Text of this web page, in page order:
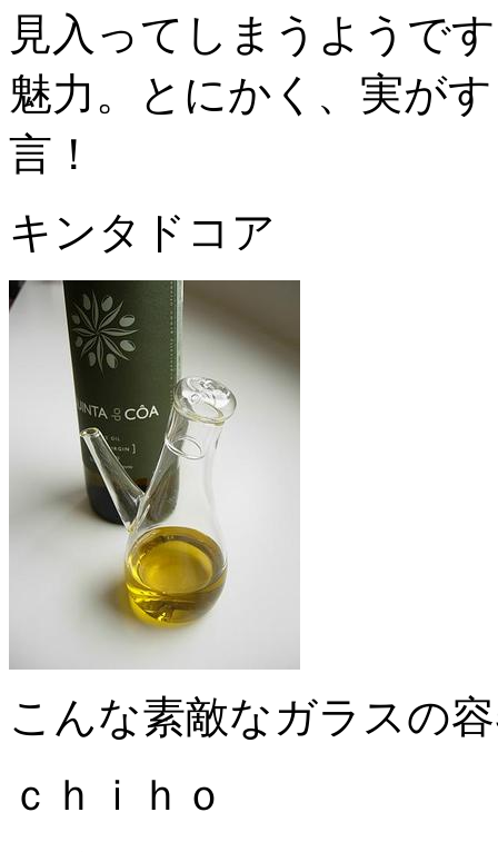
見入ってしまうようで
魅力。とにかく、実が
言！
キンタドコア
こんな素敵なガラスの
ｃｈｉｈｏ